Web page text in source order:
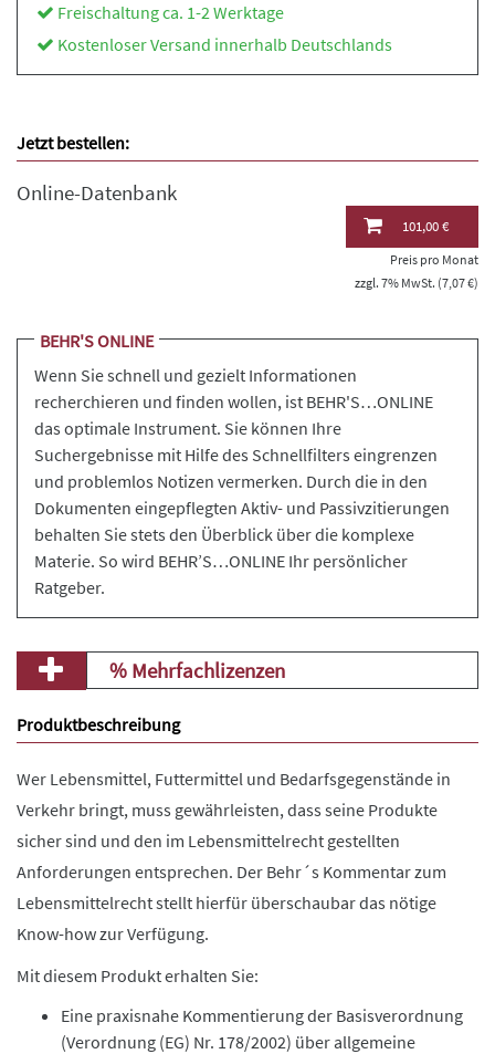
Freischaltung ca. 1-2 Werktage
Kostenloser Versand innerhalb Deutschlands
Jetzt bestellen:
Online-Datenbank
101,00 €
Preis pro Monat
zzgl. 7% MwSt. (7,07 €)
BEHR'S ONLINE
Wenn Sie schnell und gezielt Informationen
recherchieren und finden wollen, ist BEHR'S…ONLINE
das optimale Instrument. Sie können Ihre
Suchergebnisse mit Hilfe des Schnellfilters eingrenzen
und problemlos Notizen vermerken. Durch die in den
Dokumenten eingepflegten Aktiv- und Passivzitierungen
behalten Sie stets den Überblick über die komplexe
Materie. So wird BEHR’S…ONLINE Ihr persönlicher
Ratgeber.
% Mehrfachlizenzen
Produktbeschreibung
Wer Lebensmittel, Futtermittel und Bedarfsgegenstände in
Verkehr bringt, muss gewährleisten, dass seine Produkte
sicher sind und den im Lebensmittelrecht gestellten
Anforderungen entsprechen. Der Behr´s Kommentar zum
Lebensmittelrecht stellt hierfür überschaubar das nötige
Know-how zur Verfügung.
Mit diesem Produkt erhalten Sie:
Eine praxisnahe Kommentierung der Basisverordnung
(Verordnung (EG) Nr. 178/2002) über allgemeine